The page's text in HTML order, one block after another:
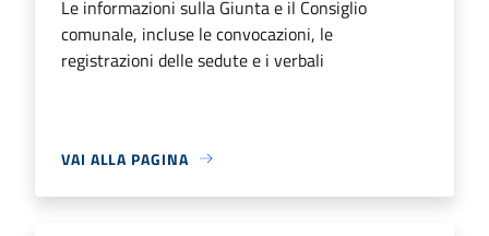
Le informazioni sulla Giunta e il Consiglio
comunale, incluse le convocazioni, le
registrazioni delle sedute e i verbali
VAI ALLA PAGINA